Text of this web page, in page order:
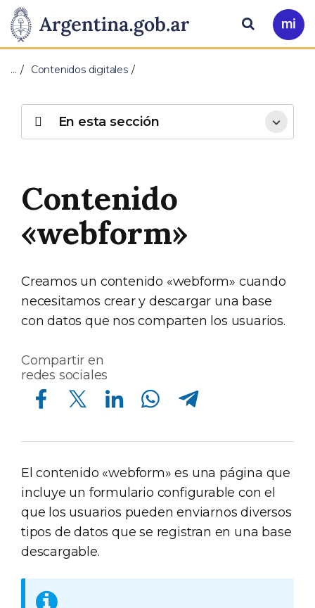
Presidencia
de
Nación
Pasar al contenido principal
Ir
a
Buscar
… Contenidos digitales
Contenido
«webform»
Creamos un contenido «webform» cuando
necesitamos crear y descargar una base
con datos que nos comparten los usuarios.
Compartir en
redes sociales
Compartir en Facebook Compartir en Twitter Compartir en Linkedin Compartir en Whatsapp Compartir en Telegram
El contenido «webform» es una página que
incluye un formulario configurable con el
que los usuarios pueden enviarnos diversos
tipos de datos que se registran en una base
descargable.
En esta sección